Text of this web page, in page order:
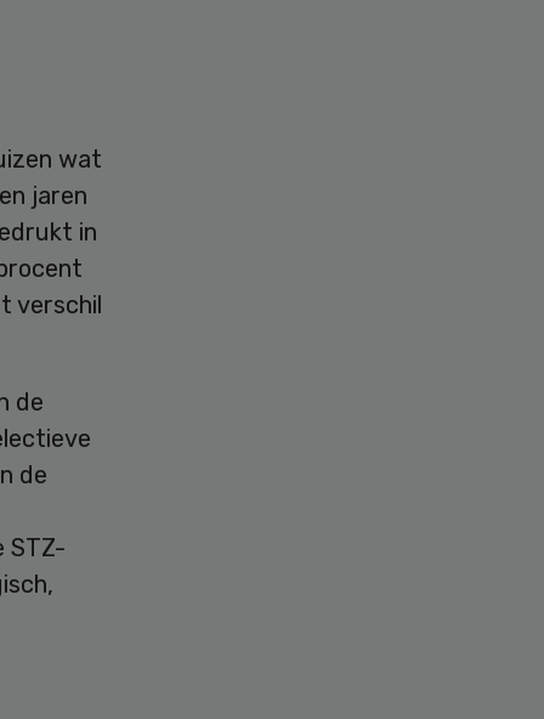
wat
jaren
in
verschil
de
de
STZ-